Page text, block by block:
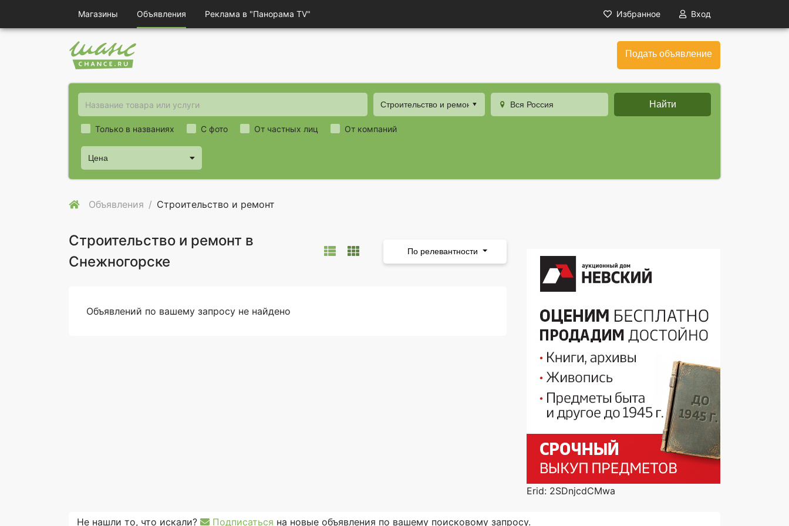
Магазины Объявления Реклама в "Панорама TV" Избранное Вход
Подать объявление
Строительство и ремонт Вся Россия Найти
Только в названиях
Цена
С фото От частных лиц От компаний
Объявления Строительство и ремонт
Строительство и ремонт в
Снежногорске
По релевантности
Объявлений по вашему запросу не найдено
Erid: 2SDnjcdCMwa
Не нашли то, что искали? Подписаться на новые объявления по вашему поисковому запросу.